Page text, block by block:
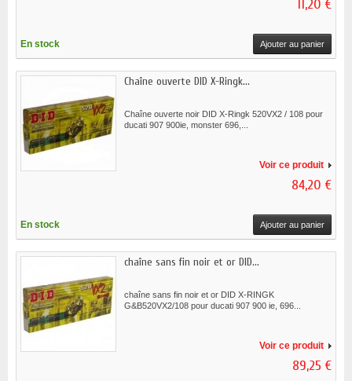
11,20 €
En stock Ajouter au panier
Chaîne ouverte DID X-Ringk...
Chaîne ouverte noir DID X-Ringk 520VX2 / 108 pour
ducati 907 900ie, monster 696,...
Voir ce produit
84,20 €
En stock Ajouter au panier
chaîne sans fin noir et or DID...
chaîne sans fin noir et or DID X-RINGK
G&B520VX2/108 pour ducati 907 900 ie, 696...
Voir ce produit
89,25 €